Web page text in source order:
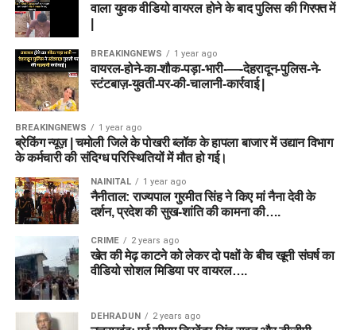
वाला युवक वीडियो वायरल होने के बाद पुलिस की गिरफ्त में
BREAKINGNEWS 1 year ago
वायरल-होने-का-शौक-पड़ा-भारी-—-देहरादून-पुलिस-ने-
स्टंटबाज़-युवती-पर-की-चालानी-कार्रवाई |
BREAKINGNEWS 1 year ago
ब्रेकिंग न्यूज़ | चमोली जिले के पोखरी ब्लॉक के हापला बाजार में उद्यान विभाग
के कर्मचारी की संदिग्ध परिस्थितियों में मौत हो गई।
NAINITAL 1 year ago
नैनीताल: राज्यपाल गुरमीत सिंह ने किए मां नैना देवी के
दर्शन, प्रदेश की सुख-शांति की कामना की….
CRIME 2 years ago
खेत की मेढ़ काटने को लेकर दो पक्षों के बीच खूनी संघर्ष का
वीडियो सोशल मिडिया पर वायरल….
DEHRADUN 2 years ago